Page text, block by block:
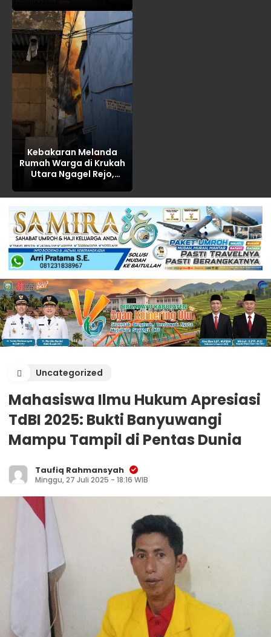
Kebakaran Melanda
Rumah Warga di Krukah
Utara Ngagel Rejo,
Juta
Uncategorized
Mahasiswa Ilmu Hukum Apresiasi
TdBI 2025: Bukti Banyuwangi
Mampu Tampil di Pentas Dunia
Taufiq Rahmansyah
Minggu, 27 Juli 2025 - 18:16 WIB